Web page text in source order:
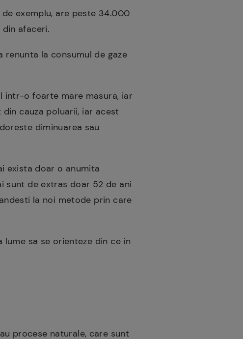
exemplu, are peste 34.000
afaceri.
la consumul de gaze
intr-o foarte mare masura, iar
cauza poluarii, iar acest
diminuarea sau
exista doar o anumita
sunt de extras doar 52 de ani
la noi metode prin care
sa se orienteze din ce in
procese naturale, care sunt